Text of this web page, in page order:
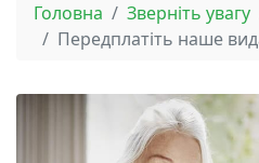
Головна Зверніть увагу
Передплатіть наше